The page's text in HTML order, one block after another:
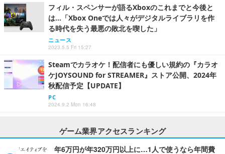
フィル・スペンサーが語るXboxのこれまでと今後と
は…「Xbox Oneでは人々がデジタルライブラリを作
る時代を失う最悪の敗北を喫した」
ニュース
2023.5.5 Fri 15:27
Steamでカラオケ！配信者にも優しい規約の『カラオ
ケJOYSOUND for STREAMER』ストア公開、2024年
秋配信予定【UPDATE】
PC
2024.9.2 Mon 16:48
ゲーム業界アクセスランキング
年6万円が年320万円以上に…1人で使うなら年間費